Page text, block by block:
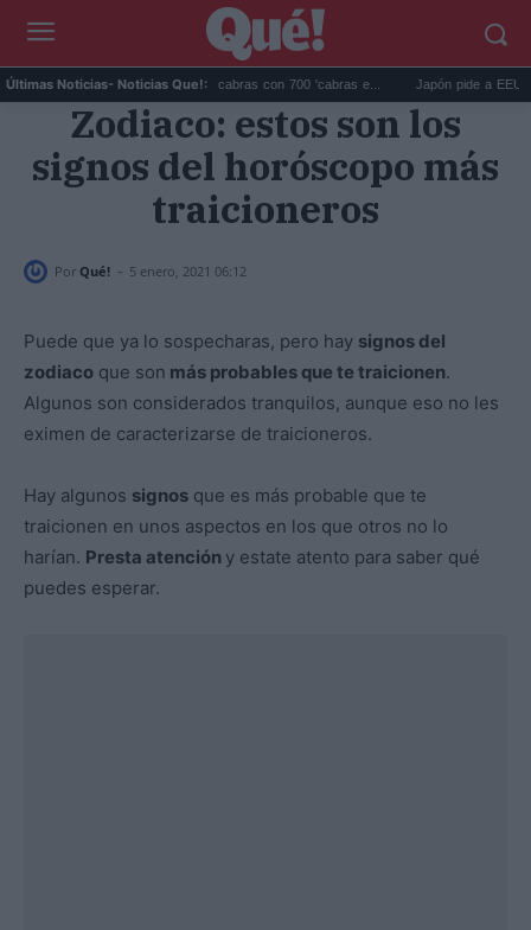
Últimas Noticias- Noticias Que!:
Galápagos eliminó 140.000 cabras con 700 'cabras e... Japón pide a EEUU
Zodiaco: estos son los
signos del horóscopo más
traicioneros
Por Qué! - 5 enero, 2021 06:12
Puede que ya lo sospecharas, pero hay signos del
zodiaco que son más probables que te traicionen.
Algunos son considerados tranquilos, aunque eso no les
eximen de caracterizarse de traicioneros.
Hay algunos signos que es más probable que te
traicionen en unos aspectos en los que otros no lo
harían. Presta atención y estate atento para saber qué
puedes esperar.